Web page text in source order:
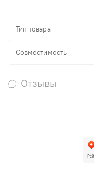
Тип товара
Совместимость
Отзывы